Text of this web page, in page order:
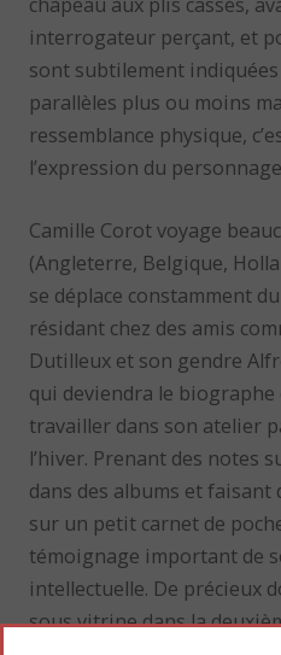
chapeau aux plis cassés,
interrogateur perçant, et
sont subtilement
parallèles plus ou moins
ressemblance physique,
l’expression du
Camille Corot voyage
(Angleterre, Belgique,
se déplace constamment
résidant chez des amis
Dutilleux et son gendre
qui deviendra le
travailler dans son atelier
l’hiver. Prenant des notes
dans des albums et
sur un petit carnet de
témoignage important de
intellectuelle. De précieux
sous vitrine dans la